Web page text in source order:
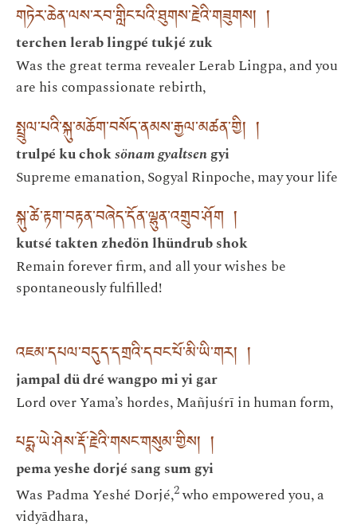
གཏེར་ཆེན་ལས་རབ་གླིང་པའི་ཐུགས་རྗེའི་གཟུགས། །
terchen lerab lingpé tukjé zuk
Was the great terma revealer Lerab Lingpa, and you
are his compassionate rebirth,
སྤྲུལ་པའི་སྐུ་མཆོག་བསོད་ནམས་རྒྱལ་མཚན་གྱི། །
trulpé ku choksönam gyaltsengyi
Supreme emanation, Sogyal Rinpoche, may your life
སྐུ་ཚེ་རྟག་བརྟན་བཞེད་དོན་ལྷུན་འགྲུབ་ཤོག །
kutsé takten zhedön lhündrub shok
Remain forever firm, and all your wishes be
spontaneously fulfilled!
འཇམ་དཔལ་བདུད་དགྲའི་དབང་པོ་མི་ཡི་གར། །
jampal dü dré wangpo mi yi gar
Lord over Yama’s hordes, Mañjuśrī in human form,
པདྨ་ཡེ་ཤེས་རྡོ་རྗེའི་གསང་གསུམ་གྱིས། །
pema yeshe dorjé sang sum gyi
Was Padma Yeshé Dorjé,2who empowered you, a
vidyādhara,